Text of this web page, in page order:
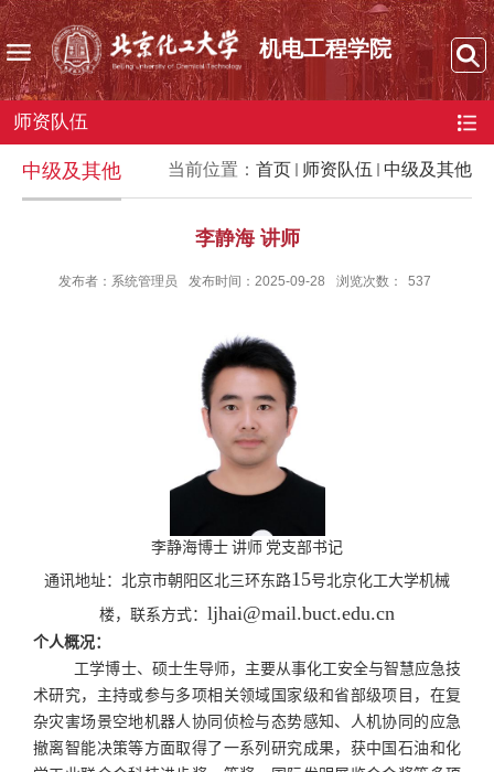
机电工程学院
师资队伍
当前位置： 首页 师资队伍 中级及其他
中级及其他
李静海 讲师
发布者：系统管理员 发布时间：2025-09-28 浏览次数： 537
李静海博士 讲师 党支部书记
通讯地址：北京市朝阳区北三环东路15号北京化工大学机械
楼，联系方式： ljhai@mail.buct.edu.cn
个人概况：
工学博士、硕士生导师，主要从事化工安全与智慧应急技
术研究，主持或参与多项相关领域国家级和省部级项目，在复
杂灾害场景空地机器人协同侦检与态势感知、人机协同的应急
撤离智能决策等方面取得了一系列研究成果，获中国石油和化